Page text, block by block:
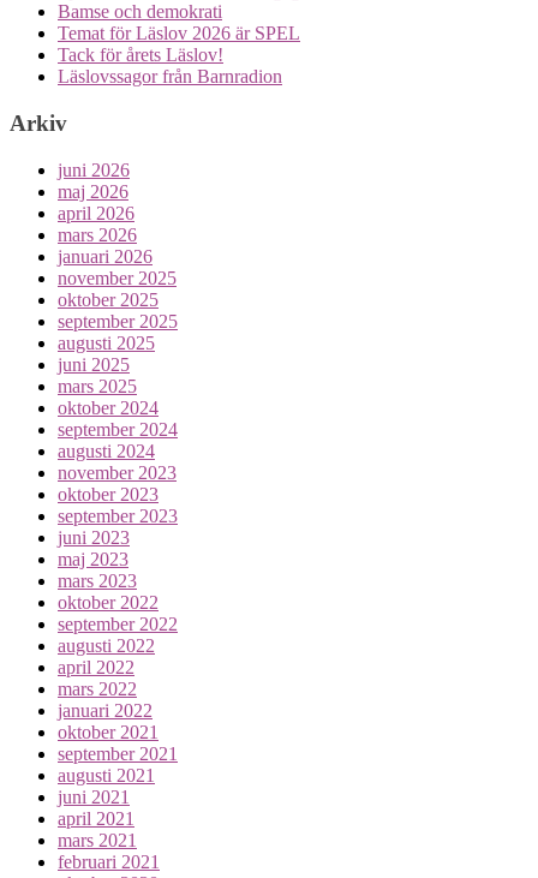
Bamse och demokrati
Temat för Läslov 2026 är SPEL
Tack för årets Läslov!
Läslovssagor från Barnradion
Arkiv
juni 2026
maj 2026
april 2026
mars 2026
januari 2026
november 2025
oktober 2025
september 2025
augusti 2025
juni 2025
mars 2025
oktober 2024
september 2024
augusti 2024
november 2023
oktober 2023
september 2023
juni 2023
maj 2023
mars 2023
oktober 2022
september 2022
augusti 2022
april 2022
mars 2022
januari 2022
oktober 2021
september 2021
augusti 2021
juni 2021
april 2021
mars 2021
februari 2021